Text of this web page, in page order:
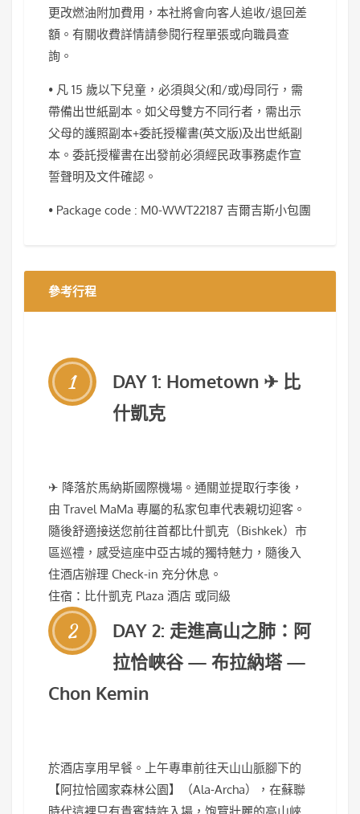
更改燃油附加費用，本社將會向客人追收/退回差
額。有關收費詳情請參閱行程單張或向職員查
詢。
• 凡 15 歲以下兒童，必須與父(和/或)母同行，需
帶備出世紙副本。如父母雙方不同行者，需出示
父母的護照副本+委託授權書(英文版)及出世紙副
本。委託授權書在出發前必須經民政事務處作宣
誓聲明及文件確認。
• Package code : M0-WWT22187 吉爾吉斯小包團
參考行程
1
DAY 1: Hometown ✈ 比
什凱克
✈ 降落於馬納斯國際機場。通關並提取行李後，
由 Travel MaMa 專屬的私家包車代表親切迎客。
隨後舒適接送您前往首都比什凱克（Bishkek）市
區巡禮，感受這座中亞古城的獨特魅力，隨後入
住酒店辦理 Check-in 充分休息。
住宿：比什凱克 Plaza 酒店 或同級
2
DAY 2: 走進高山之肺：阿
拉恰峽谷 — 布拉納塔 —
Chon Kemin
於酒店享用早餐。上午專車前往天山山脈腳下的
【阿拉恰國家森林公園】（Ala-Archa），在蘇聯